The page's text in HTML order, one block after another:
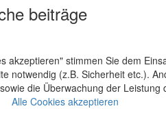
beiträge
akzeptieren" stimmen Sie dem
notwendig (z.B. Sicherheit etc.).
die Überwachung der
Alle Cookies akzeptieren